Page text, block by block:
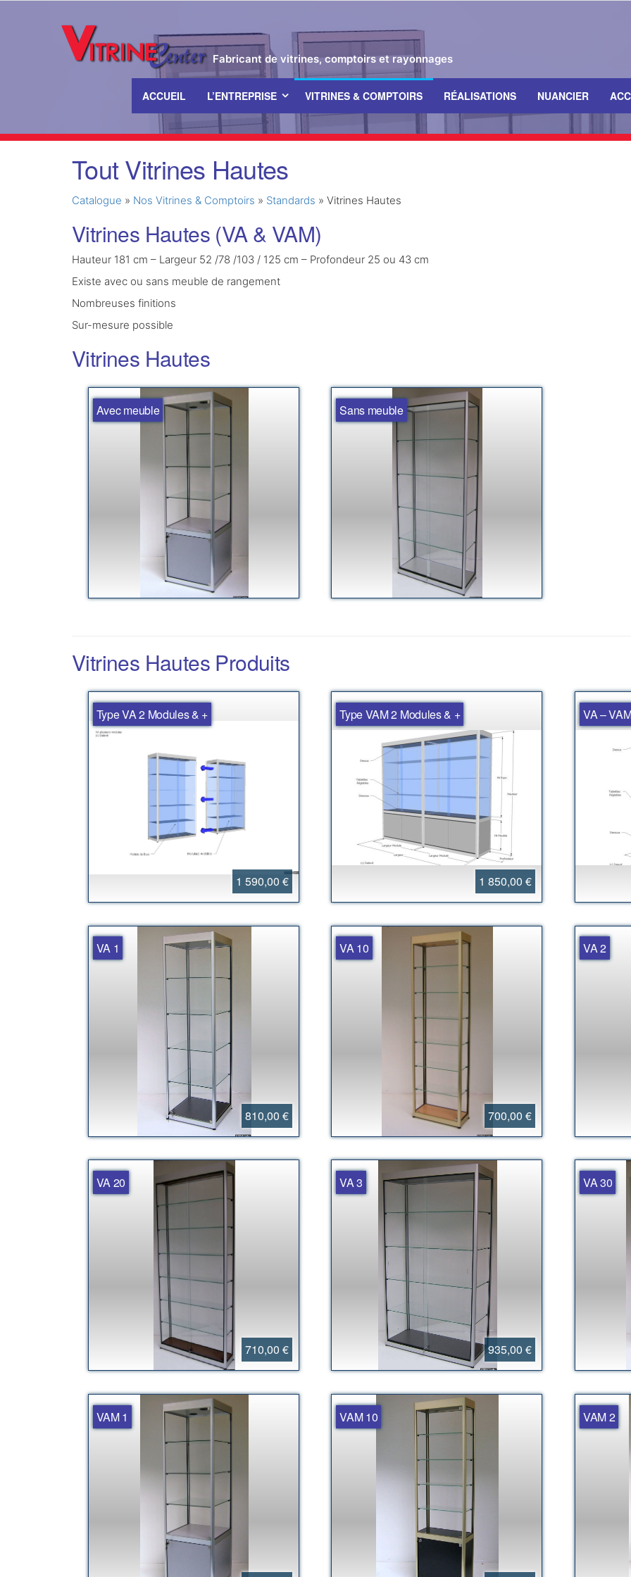
Fabricant de vitrines, comptoirs et rayonnages
ACCUEIL L’ENTREPRISE VITRINES & COMPTOIRS RÉALISATIONS NUANCIER
Tout Vitrines Hautes
Catalogue » Nos Vitrines & Comptoirs » Standards » Vitrines Hautes
Vitrines Hautes (VA & VAM)
Hauteur 181 cm – Largeur 52 /78 /103 / 125 cm – Profondeur 25 ou 43 cm
Existe avec ou sans meuble de rangement
Nombreuses finitions
Sur-mesure possible
Vitrines Hautes
Avec meuble Sans meuble
Vitrines Hautes Produits
Type VA 2 Modules & +
1 590,00 €
Type VAM 2 Modules & +
1 850,00 €
VA –
VA 1
810,00 €
VA 10
700,00 €
VA 2
VA 20
710,00 €
VA 3
935,00 €
VA 30
VAM 1 VAM 10 VAM 2